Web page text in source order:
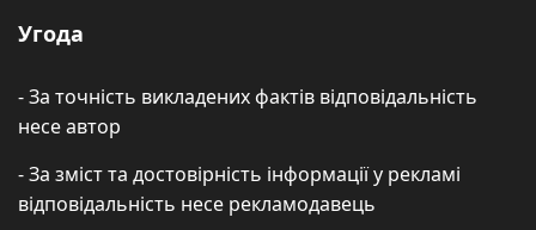
Угода
- За точність викладених фактів відповідальність
несе автор
- За зміст та достовірність інформації у рекламі
відповідальність несе рекламодавець